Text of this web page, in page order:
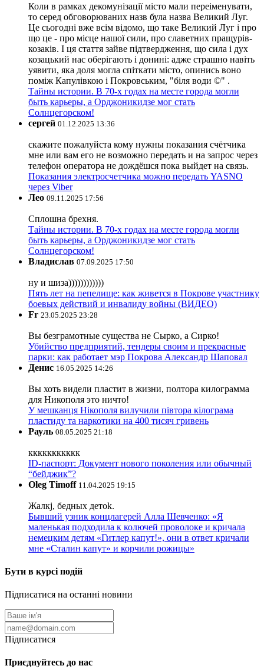
Коли в рамках декомунізації місто мали переіменувати,
то серед обговорюваних назв була назва Великий Луг.
Це сьогодні вже всім відомо, що таке Великий Луг і про
що це - про місце нашої сили, про славетних пращурів-
козаків. І ця стаття зайве підтвердження, що сила і дух
козацький нас оберігають і донині: адже страшно навіть
уявити, яка доля могла спіткати місто, опинись воно
поміж Капулівкою і Покровським, "біля води ©" .
Тайны истории. В 70-х годах на месте города могли
быть карьеры, а Орджоникидзе мог стать
Солнцегорском!
сергей 01.12.2025 13:36
скажите пожалуйста кому нужны показания счётчика
мне или вам его не возможно передать и на запрос через
телефон оператора не дождёшся пока выйдет на связь.
Показания электросчетчика можно передать YASNO
через Viber
Лео 09.11.2025 17:56
Сплошна брехня.
Тайны истории. В 70-х годах на месте города могли
быть карьеры, а Орджоникидзе мог стать
Солнцегорском!
Владислав 07.09.2025 17:50
ну и шиза))))))))))))
Пять лет на пепелище: как живется в Покрове участнику
боевых действий и инвалиду войны (ВИДЕО)
Fr 23.05.2025 23:28
Вы безграмотные существа не Сырко, а Сирко!
Убийство предприятий, тендеры своим и прекрасные
парки: как работает мэр Покрова Александр Шаповал
Денис 16.05.2025 14:26
Вы хоть видели пластит в жизни, полтора килограмма
для Никополя это ничто!
У мешканця Нікополя вилучили півтора кілограма
пластиду та наркотики на 400 тисяч гривень
Рауль 08.05.2025 21:18
ккккккккккк
ID-паспорт: Документ нового поколения или обычный
“бейджик”?
Oleg Timoff 11.04.2025 19:15
Жалкj, бедных детok.
Бывший узник концлагерей Алла Шевченко: «Я
маленькая подходила к колючей проволоке и кричала
немецким детям «Гитлер капут!», они в ответ кричали
мне «Сталин капут» и корчили рожицы»
Бути в курсі подій
Підписатися на останні новини
Підписатися
Приєднуйтесь до нас